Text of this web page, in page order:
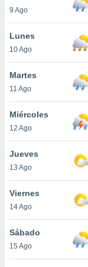
más
nuestra
y
de
disponible
cookies
aceptar
9 Ago
Lunes
10 Ago
Martes
11 Ago
Miércoles
12 Ago
Jueves
13 Ago
Viernes
14 Ago
Sábado
15 Ago